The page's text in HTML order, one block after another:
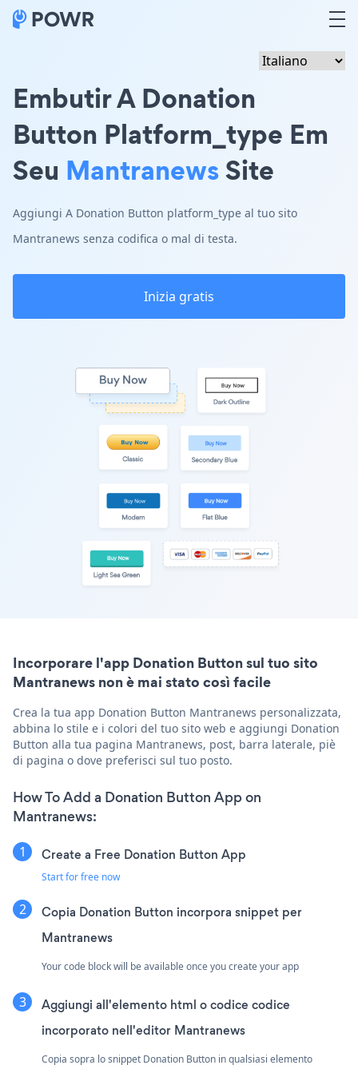
Embutir A Donation
Button Platform_type Em
Seu MantranewsSite
Aggiungi A Donation Button platform_type al tuo sito
Mantranews senza codifica o mal di testa.
Inizia gratis
Incorporare l'app Donation Button sul tuo sito
Mantranews non è mai stato così facile
Crea la tua app Donation Button Mantranews personalizzata,
abbina lo stile e i colori del tuo sito web e aggiungi Donation
Button alla tua pagina Mantranews, post, barra laterale, piè
di pagina o dove preferisci sul tuo posto.
How To Add a Donation Button App on
Mantranews:
Create a Free Donation Button App
Start for free now
Copia Donation Button incorpora snippet per
Mantranews
Your code block will be available once you create your app
Aggiungi all'elemento html o codice codice
incorporato nell'editor Mantranews
Copia sopra lo snippet Donation Button in qualsiasi elemento